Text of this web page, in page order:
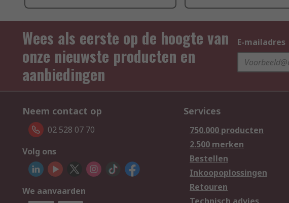
Wees als eerste op de hoogte van
onze nieuwste producten en
aanbiedingen
E-mailadres
Neem contact op
02 528 07 70
Volg ons
We aanvaarden
Services
750.000 producten
2.500 merken
Bestellen
Inkoopoplossingen
Retouren